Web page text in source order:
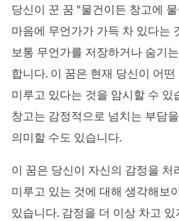
당신이 꾼 꿈 "물건이든 창고에
마음에 무언가가 가득 차 있다는
보통 무언가를 저장하거나 숨기
합니다. 이 꿈은 현재 당신이 어
미루고 있다는 것을 암시할 수 있
창고는 감정적으로 넘치는 부담
의미할 수도 있습니다.
이 꿈은 당신이 자신의 감정을 처
미루고 있는 것에 대해 생각해보
있습니다. 감정을 더 이상 차고